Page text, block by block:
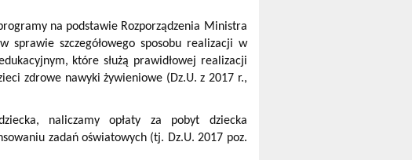
na podstawie Rozporządzenia Ministra
szczegółowego sposobu realizacji w
które służą prawidłowej realizacji
zdrowe nawyki żywieniowe (Dz.U. z 2017 r.,
naliczamy opłaty za pobyt dziecka
zadań oświatowych (tj. Dz.U. 2017 poz.